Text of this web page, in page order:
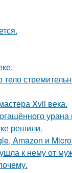
Xvii века.
урана
решили.
Amazon и
к нему от